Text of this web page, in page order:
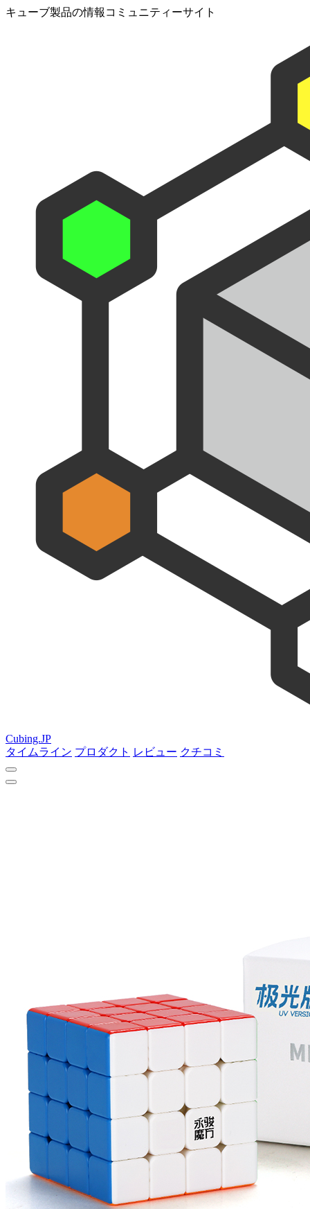
キューブ製品の情報コミュニティーサイト
Cubing.JP
タイムライン プロダクト レビュー クチコミ